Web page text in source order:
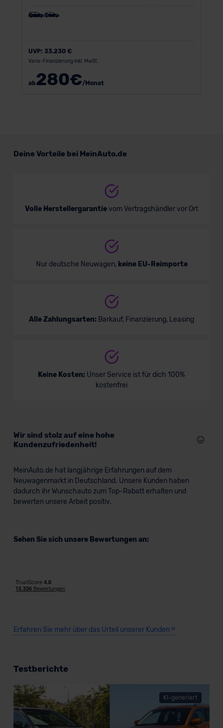
UVP: 33.230 €
Vario-Finanzierung inkl. MwSt.
ab280€/Monat
Deine Vorteile bei MeinAuto.de
Volle Herstellergarantievom Vertragshändler vor Ort
Nur deutsche Neuwagen, keine EU-Reimporte
Alle Zahlungsarten: Barkauf, Finanzierung, Leasing
Keine Kosten: Unser Service ist für dich 100%
kostenfrei
Wir sind stolz auf eine hohe
Kundenzufriedenheit!
MeinAuto.de hat langjährige Erfahrungen auf dem
Neuwagenmarkt in Deutschland. Unsere Kunden haben
dadurch ihr Wunschauto zum Top-Rabatt erhalten und
bewerten unsere Arbeit positiv.
Sehen Sie sich unsere Bewertungen an:
Erfahren Sie mehr über das Urteil unserer Kunden
Testberichte
KI-generiert